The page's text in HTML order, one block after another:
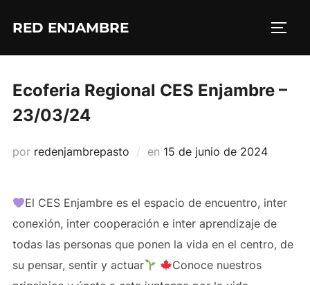
RED ENJAMBRE
Ecoferia Regional CES Enjambre –
23/03/24
por redenjambrepasto en Publicado
15 de junio de 2024
El CES Enjambre es el espacio de encuentro, inter
conexión, inter cooperación e inter aprendizaje de
todas las personas que ponen la vida en el centro, de
su pensar, sentir y actuar
Conoce nuestros